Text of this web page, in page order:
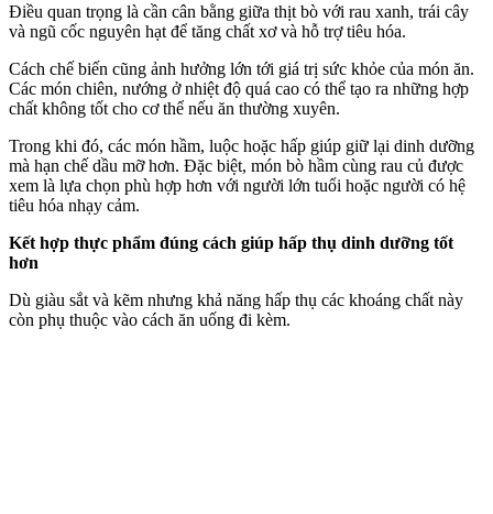
Điều quan trọng là cần cân bằng giữa thịt bò với rau xanh, trái cây
và ngũ cốc nguyên hạt để tăng chất xơ và hỗ trợ tiêu hóa.
Cách chế biến cũng ảnh hưởng lớn tới giá trị sức khỏe của món ăn.
Các món chiên, nướng ở nhiệt độ quá cao có thể tạo ra những hợp
chất không tốt cho c‌ơ th‌ể nếu ăn thường xuyên.
Trong khi đó, các món hầm, luộc hoặc hấp giúp giữ lại dinh dưỡng
mà hạn chế dầu mỡ hơn. Đặc biệt, món bò hầm cùng rau củ được
xem là lựa chọn phù hợp hơn với người lớn tuổi hoặc người có hệ
tiêu hóa nhạ‌y cả‌m.
Kết hợp thực phẩm đúng cách giúp hấp thụ dinh dưỡng tốt
hơn
Dù giàu sắt và kẽm nhưng khả năng hấp thụ các khoáng chất này
còn phụ thuộc vào cách ăn uống đi kèm.